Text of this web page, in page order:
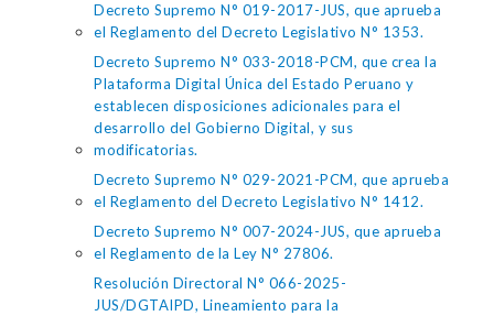
Decreto Supremo N° 019-2017-JUS, que aprueba
el Reglamento del Decreto Legislativo N° 1353.
Decreto Supremo N° 033-2018-PCM, que crea la
Plataforma Digital Única del Estado Peruano y
establecen disposiciones adicionales para el
desarrollo del Gobierno Digital, y sus
modificatorias.
Decreto Supremo N° 029-2021-PCM, que aprueba
el Reglamento del Decreto Legislativo N° 1412.
Decreto Supremo N° 007-2024-JUS, que aprueba
el Reglamento de la Ley N° 27806.
Resolución Directoral N° 066-2025-
JUS/DGTAIPD, Lineamiento para la